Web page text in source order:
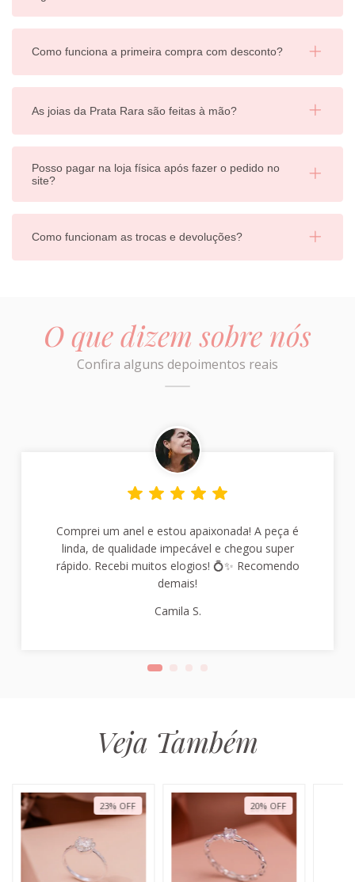
Como funciona a primeira compra com desconto?
As joias da Prata Rara são feitas à mão?
Posso pagar na loja física após fazer o pedido no
site?
Como funcionam as trocas e devoluções?
O que dizem sobre nós
Confira alguns depoimentos reais
Comprei um anel e estou apaixonada! A peça é
linda, de qualidade impecável e chegou super
rápido. Recebi muitos elogios! 💍✨ Recomendo
demais!
Camila S.
Veja Também
23% OFF 20% OFF